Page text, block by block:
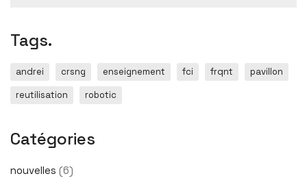
Tags.
andrei crsng enseignement fci frqnt
pavillon
reutilisation
robotic
Catégories
nouvelles (6)